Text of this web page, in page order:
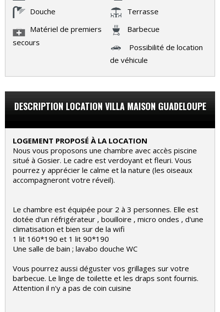
Douche
Terrasse
Matériel de premiers
secours
Barbecue
Possibilité de location
de véhicule
DESCRIPTION LOCATION VILLA MAISON GUADELOUPE
LOGEMENT PROPOSÉ À LA LOCATION
Nous vous proposons une chambre avec accès piscine
situé à Gosier. Le cadre est verdoyant et fleuri. Vous
pourrez y apprécier le calme et la nature (les oiseaux
accompagneront votre réveil).
Le chambre est équipée pour 2 à 3 personnes. Elle est
dotée d'un réfrigérateur , bouilloire , micro ondes , d'une
climatisation et bien sur de la wifi
1 lit 160*190 et 1 lit 90*190
Une salle de bain ; lavabo douche WC
Vous pourrez aussi déguster vos grillages sur votre
barbecue. Le linge de toilette et les draps sont fournis.
Attention il n'y a pas de coin cuisine